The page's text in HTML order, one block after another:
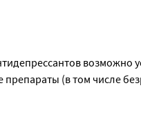
из носа.
возможно
(в том числе